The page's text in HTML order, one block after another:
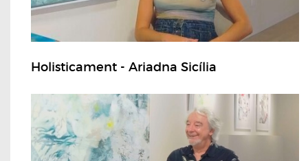
Holisticament - Ariadna Sicília